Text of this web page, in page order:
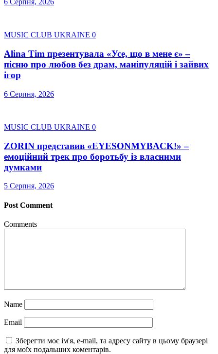
6 Серпня, 2026
MUSIC CLUB UKRAINE 0
Alina Tim презентувала «Усе, що в мене є» –
пісню про любов без драм, маніпуляцій і зайвих
ігор
6 Серпня, 2026
MUSIC CLUB UKRAINE 0
ZORIN представив «EYESONMYBACK!» –
емоційний трек про боротьбу із власними
думками
5 Серпня, 2026
Post Comment
Comments
Name
Email
Зберегти моє ім'я, e-mail, та адресу сайту в цьому браузері
для моїх подальших коментарів.